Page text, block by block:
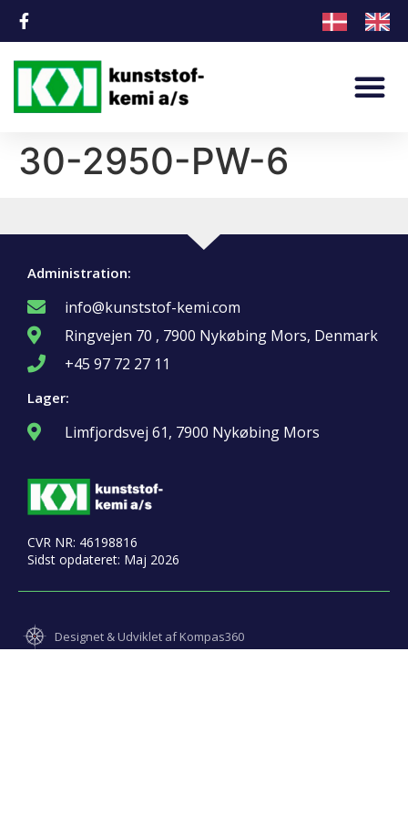
30-2950-PW-6
Administration:
info@kunststof-kemi.com
Ringvejen 70 , 7900 Nykøbing Mors, Denmark
+45 97 72 27 11
Lager:
Limfjordsvej 61, 7900 Nykøbing Mors
CVR NR: 46198816
Sidst opdateret: Maj 2026
Designet & Udviklet af Kompas360